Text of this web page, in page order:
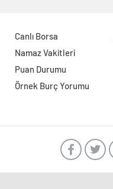
Canlı Borsa
Namaz Vakitleri
Puan Durumu
Örnek Burç Yorumu